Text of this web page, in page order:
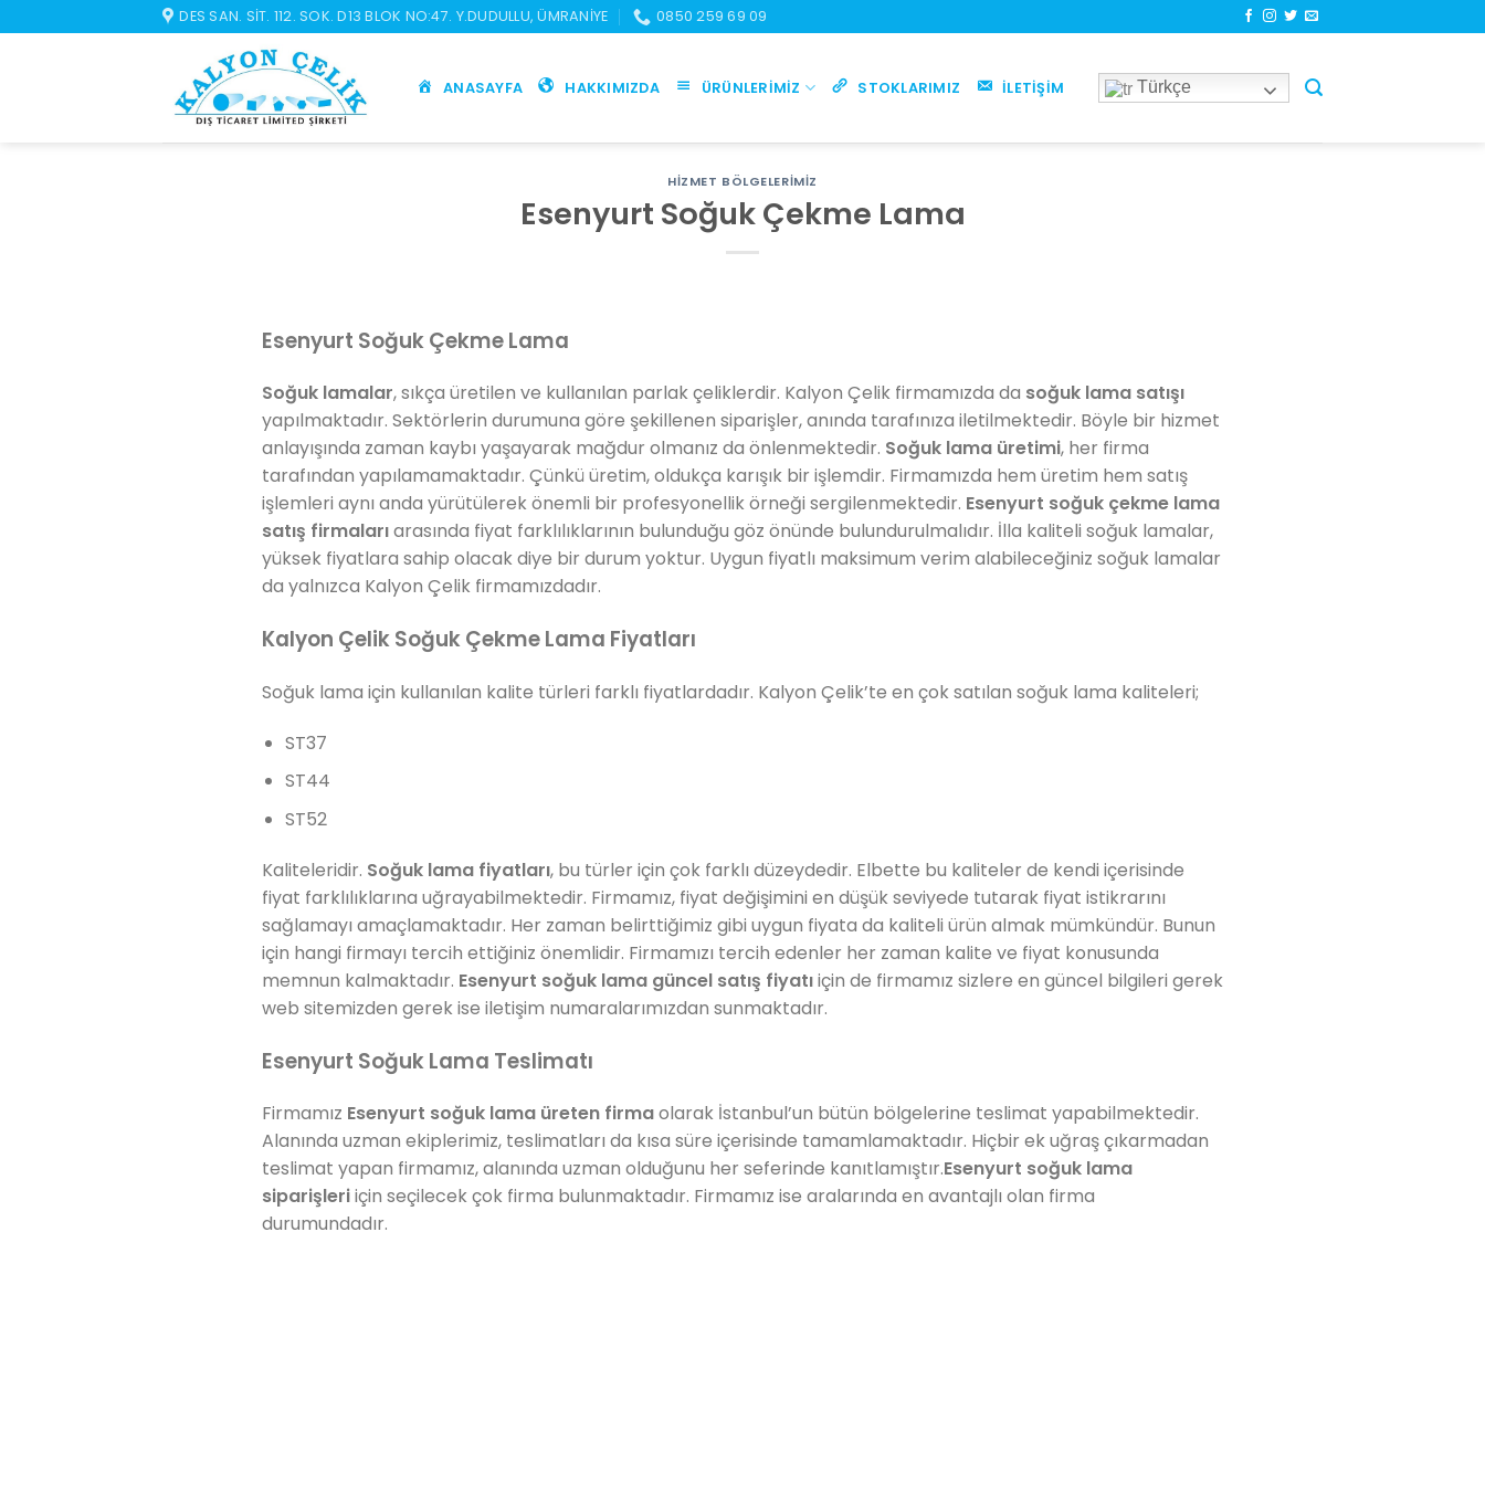
atla
DES SAN. SIT. 112. SOK. D13 BLOK NO:47. Y.DUDULLU, ÜMRANIYE 0850 259 69 09
ANASAYFA HAKKIMIZDA ÜRÜNLERIMIZ STOKLARIMIZ İLETIŞIM Türkçe
HIZMET BÖLGELERIMIZ
Esenyurt Soğuk Çekme Lama
Esenyurt Soğuk Çekme Lama
Soğuk lamalar, sıkça üretilen ve kullanılan parlak çeliklerdir. Kalyon Çelik firmamızda da soğuk lama satışı
yapılmaktadır. Sektörlerin durumuna göre şekillenen siparişler, anında tarafınıza iletilmektedir. Böyle bir hizmet
anlayışında zaman kaybı yaşayarak mağdur olmanız da önlenmektedir. Soğuk lama üretimi, her firma
tarafından yapılamamaktadır. Çünkü üretim, oldukça karışık bir işlemdir. Firmamızda hem üretim hem satış
işlemleri aynı anda yürütülerek önemli bir profesyonellik örneği sergilenmektedir. Esenyurt soğuk çekme lama
satış firmalarıarasında fiyat farklılıklarının bulunduğu göz önünde bulundurulmalıdır. İlla kaliteli soğuk lamalar,
yüksek fiyatlara sahip olacak diye bir durum yoktur. Uygun fiyatlı maksimum verim alabileceğiniz soğuk lamalar
da yalnızca Kalyon Çelik firmamızdadır.
Kalyon Çelik Soğuk Çekme Lama Fiyatları
Soğuk lama için kullanılan kalite türleri farklı fiyatlardadır. Kalyon Çelik’te en çok satılan soğuk lama kaliteleri;
ST37
ST44
ST52
Kaliteleridir. Soğuk lama fiyatları, bu türler için çok farklı düzeydedir. Elbette bu kaliteler de kendi içerisinde
fiyat farklılıklarına uğrayabilmektedir. Firmamız, fiyat değişimini en düşük seviyede tutarak fiyat istikrarını
sağlamayı amaçlamaktadır. Her zaman belirttiğimiz gibi uygun fiyata da kaliteli ürün almak mümkündür. Bunun
için hangi firmayı tercih ettiğiniz önemlidir. Firmamızı tercih edenler her zaman kalite ve fiyat konusunda
memnun kalmaktadır. Esenyurt soğuk lama güncel satış fiyatıiçin de firmamız sizlere en güncel bilgileri gerek
web sitemizden gerek ise iletişim numaralarımızdan sunmaktadır.
Esenyurt Soğuk Lama Teslimatı
Firmamız Esenyurt soğuk lama üreten firmaolarak İstanbul’un bütün bölgelerine teslimat yapabilmektedir.
Alanında uzman ekiplerimiz, teslimatları da kısa süre içerisinde tamamlamaktadır. Hiçbir ek uğraş çıkarmadan
teslimat yapan firmamız, alanında uzman olduğunu her seferinde kanıtlamıştır.Esenyurt soğuk lama
siparişleriiçin seçilecek çok firma bulunmaktadır. Firmamız ise aralarında en avantajlı olan firma
durumundadır.